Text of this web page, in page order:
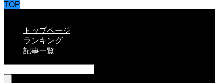
TOP
トップページ
ランキング
記事一覧